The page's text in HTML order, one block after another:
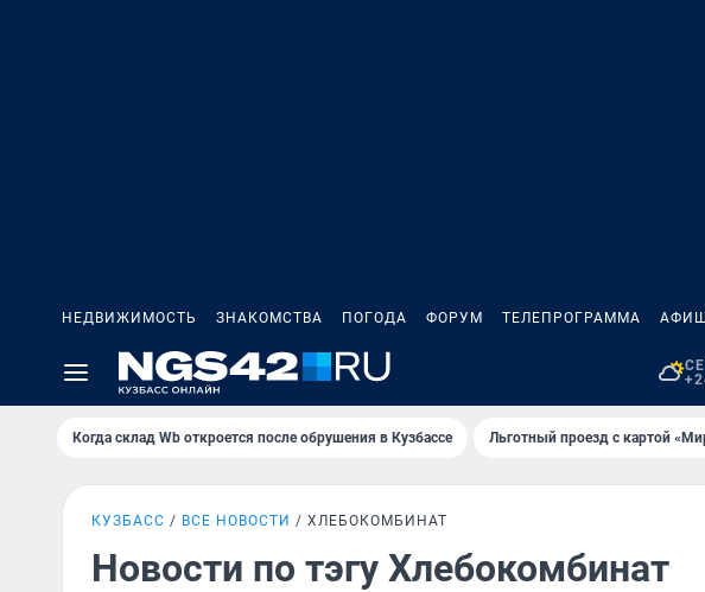
НЕДВИЖИМОСТЬ ЗНАКОМСТВА ПОГОДА ФОРУМ ТЕЛЕПРОГРАММА
Когда склад Wb откроется после обрушения в Кузбассе Льготный проезд с картой
КУЗБАСС ВСЕ НОВОСТИ ХЛЕБОКОМБИНАТ
Новости по тэгу Хлебокомбинат